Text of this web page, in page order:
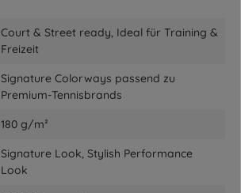
Court & Street ready, Ideal für Training &
Freizeit
Signature Colorways passend zu
Premium-Tennisbrands
180 g/m²
Signature Look, Stylish Performance
Look